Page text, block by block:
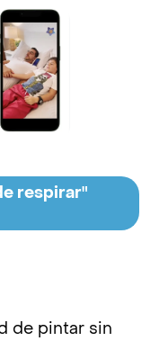
respirar"
de pintar sin